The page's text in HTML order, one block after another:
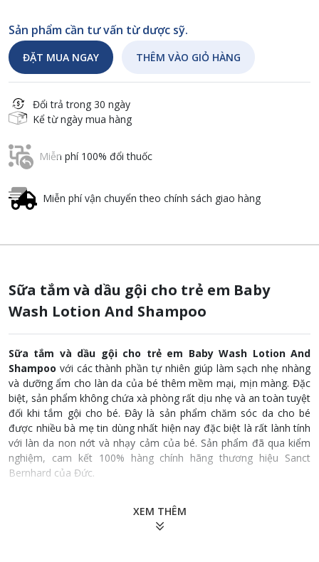
Sản phẩm cần tư vấn từ dược sỹ.
ĐẶT MUA NGAY THÊM VÀO GIỎ HÀNG
Đổi trả trong 30 ngày
Kể từ ngày mua hàng
Miễn phí 100% đổi thuốc
Miễn phí vận chuyển theo chính sách giao hàng
Sữa tắm và dầu gội cho trẻ em Baby
Wash Lotion And Shampoo
Sữa tắm và dầu gội cho trẻ em Baby Wash Lotion And
Shampoo với các thành phần tự nhiên giúp làm sạch nhẹ nhàng
và dưỡng ẩm cho làn da của bé thêm mềm mại, mịn màng. Đặc
biệt, sản phẩm không chứa xà phòng rất dịu nhẹ và an toàn tuyệt
đối khi tắm gội cho bé. Đây là sản phẩm chăm sóc da cho bé
được nhiều bà mẹ tin dùng nhất hiện nay đặc biệt là rất lành tính
với làn da non nớt và nhạy cảm của bé. Sản phẩm đã qua kiểm
nghiệm, cam kết 100% hàng chính hãng thương hiệu Sanct
Bernhard của Đức.
Aqua, Coco-Glucoside, Glycerin, Betaine, Saccharide
XEM THÊM